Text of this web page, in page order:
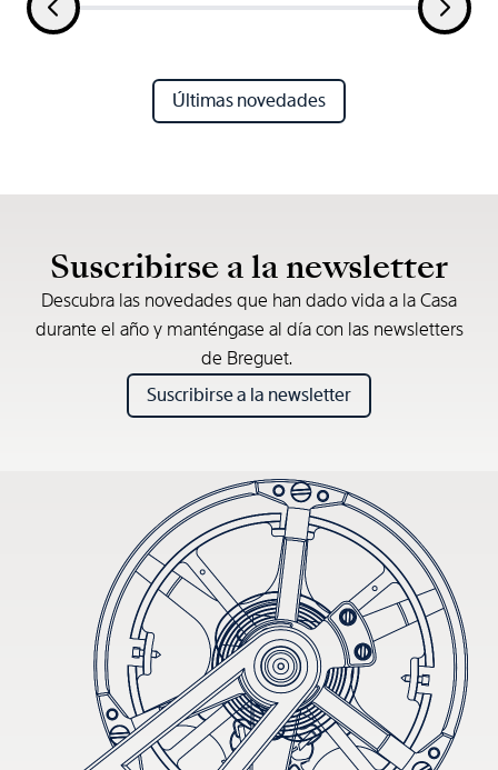
Últimas novedades
Suscribirse a la newsletter
Descubra las novedades que han dado vida a la Casa
durante el año y manténgase al día con las newsletters
de Breguet.
Suscribirse a la newsletter